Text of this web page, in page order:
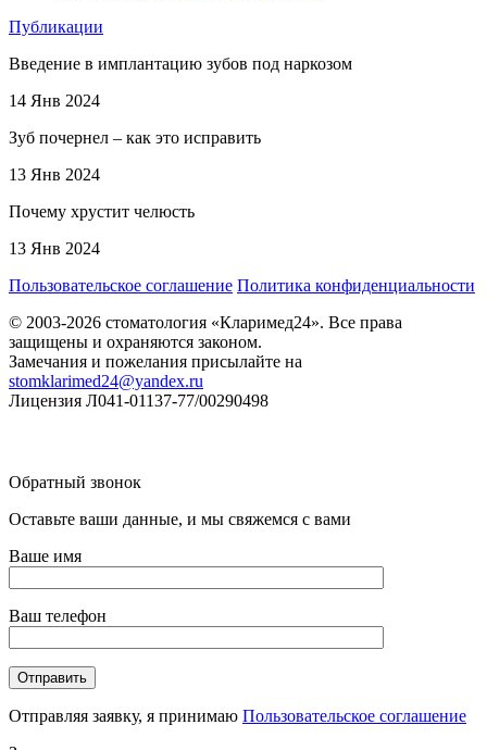
Публикации
Введение в имплантацию зубов под наркозом
14 Янв 2024
Зуб почернел – как это исправить
13 Янв 2024
Почему хрустит челюсть
13 Янв 2024
Пользовательское соглашение Политика конфиденциальности
© 2003-2026 стоматология «Кларимед24». Все права
защищены и охраняются законом.
Замечания и пожелания присылайте на
stomklarimed24@yandex.ru
Лицензия Л041-01137-77/00290498
Обратный звонок
Оставьте ваши данные, и мы свяжемся с вами
Ваше имя
Ваш телефон
Отправляя заявку, я принимаю Пользовательское соглашение